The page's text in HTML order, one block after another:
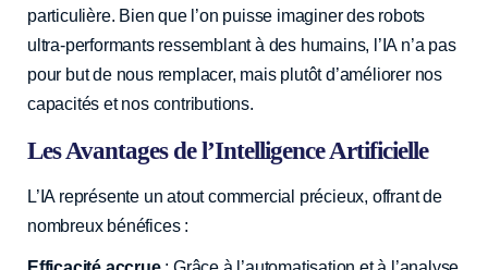
particulière. Bien que l’on puisse imaginer des robots
ultra-performants ressemblant à des humains, l’IA n’a pas
pour but de nous remplacer, mais plutôt d’améliorer nos
capacités et nos contributions.
Les Avantages de l’Intelligence Artificielle
L’IA représente un atout commercial précieux, offrant de
nombreux bénéfices :